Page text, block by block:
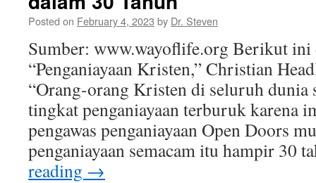
Posted on February 4, 2023 by Dr. Steven
Sumber: www.wayoflife.org Berikut
“Penganiayaan Kristen,” Christian
“Orang-orang Kristen di seluruh dunia
tingkat penganiayaan terburuk karena
pengawas penganiayaan Open Doors
penganiayaan semacam itu hampir 30
reading →